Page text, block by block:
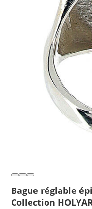
Bague réglable
Collection